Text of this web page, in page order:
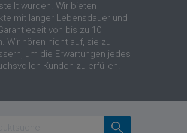
wurden. Wir bieten
mit langer Lebensdauer und
von bis zu 10
Wir hören nicht auf, sie zu
um die Erwartungen jedes
Kunden zu erfüllen.
Suche